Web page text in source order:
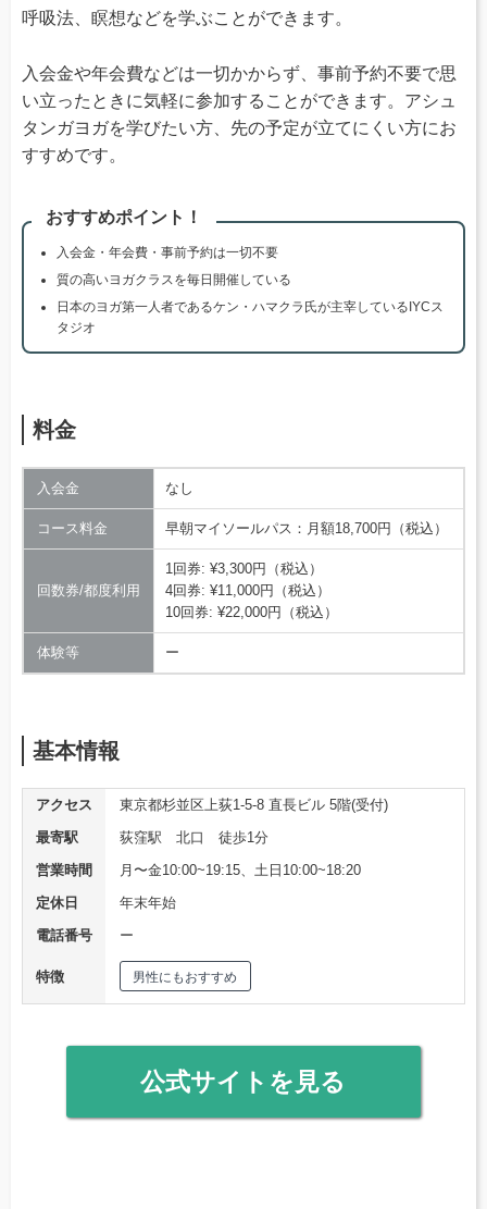
呼吸法、瞑想などを学ぶことができます。
入会金や年会費などは一切かからず、事前予約不要で思
い立ったときに気軽に参加することができます。アシュ
タンガヨガを学びたい方、先の予定が立てにくい方にお
すすめです。
おすすめポイント！
入会金・年会費・事前予約は一切不要
質の高いヨガクラスを毎日開催している
日本のヨガ第一人者であるケン・ハマクラ氏が主宰しているIYCス
タジオ
料金
入会金 なし
コース料金 早朝マイソールパス：月額18,700円（税込）
回数券/都度利用
1回券: ¥3,300円（税込）
4回券: ¥11,000円（税込）
10回券: ¥22,000円（税込）
体験等 ー
基本情報
アクセス
東京都杉並区上荻1-5-8 直長ビル 5階(受付)
最寄駅
荻窪駅 北口 徒歩1分
営業時間
月〜金10:00~19:15、土日10:00~18:20
定休日
年末年始
電話番号
ー
特徴 男性にもおすすめ
公式サイトを見る